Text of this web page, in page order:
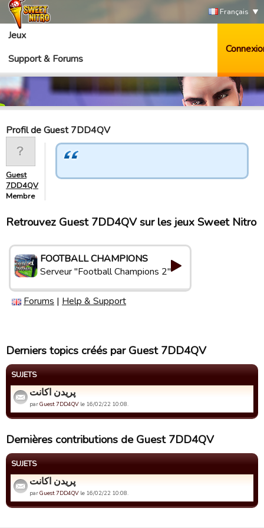
Français
Jeux
Support & Forums
Profil de Guest 7DD4QV
Guest
7DD4QV
Membre
Retrouvez Guest 7DD4QV sur les jeux Sweet Nitro
FOOTBALL CHAMPIONS
Serveur "Football Champions 2"
Forums | Help & Support
Derniers topics créés par Guest 7DD4QV
SUJETS
پریدن اکانت
parGuest 7DD4QV le 16/02/22 10:08.
Dernières contributions de Guest 7DD4QV
SUJETS
پریدن اکانت
parGuest 7DD4QV le 16/02/22 10:08.